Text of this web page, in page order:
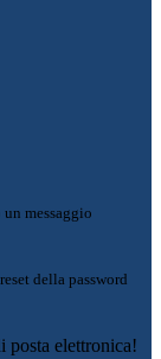
messaggio
della password
posta elettronica!